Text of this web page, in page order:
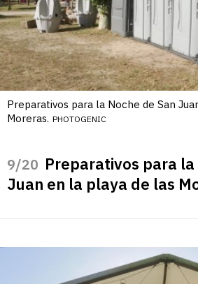
Preparativos para la Noche de San
Moreras. PHOTOGENIC
/20 Preparativos para la
Juan en la playa de las